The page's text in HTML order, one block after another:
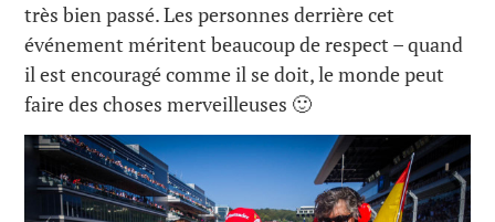
très bien passé. Les personnes derrière cet
événement méritent beaucoup de respect – quand
il est encouragé comme il se doit, le monde peut
faire des choses merveilleuses 🙂